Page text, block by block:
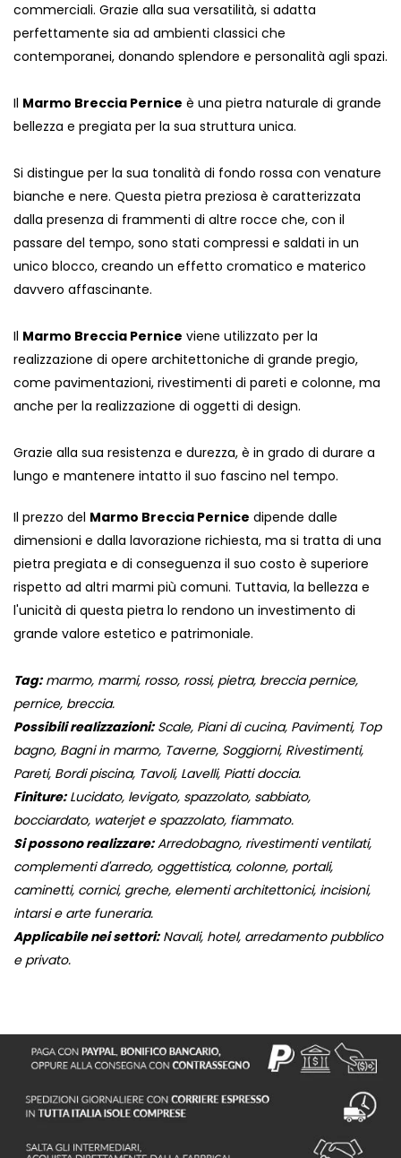
commerciali. Grazie alla sua versatilità, si adatta
perfettamente sia ad ambienti classici che
contemporanei, donando splendore e personalità agli spazi.
Il Marmo Breccia Pernice è una pietra naturale di grande
bellezza e pregiata per la sua struttura unica.
Si distingue per la sua tonalità di fondo rossa con venature
bianche e nere. Questa pietra preziosa è caratterizzata
dalla presenza di frammenti di altre rocce che, con il
passare del tempo, sono stati compressi e saldati in un
unico blocco, creando un effetto cromatico e materico
davvero affascinante.
Il Marmo Breccia Pernice viene utilizzato per la
realizzazione di opere architettoniche di grande pregio,
come pavimentazioni, rivestimenti di pareti e colonne, ma
anche per la realizzazione di oggetti di design.
Grazie alla sua resistenza e durezza, è in grado di durare a
lungo e mantenere intatto il suo fascino nel tempo.
Il prezzo del Marmo Breccia Pernice dipende dalle
dimensioni e dalla lavorazione richiesta, ma si tratta di una
pietra pregiata e di conseguenza il suo costo è superiore
rispetto ad altri marmi più comuni. Tuttavia, la bellezza e
l'unicità di questa pietra lo rendono un investimento di
grande valore estetico e patrimoniale.
Tag:marmo, marmi, rosso, rossi, pietra, breccia pernice,
pernice, breccia.
Possibili realizzazioni:Scale, Piani di cucina, Pavimenti, Top
bagno, Bagni in marmo, Taverne, Soggiorni, Rivestimenti,
Pareti, Bordi piscina, Tavoli, Lavelli, Piatti doccia.
Finiture:Lucidato, levigato, spazzolato, sabbiato,
bocciardato, waterjet e spazzolato, fiammato.
Si possono realizzare:Arredobagno, rivestimenti ventilati,
complementi d'arredo, oggettistica, colonne, portali,
caminetti, cornici, greche, elementi architettonici, incisioni,
intarsi e arte funeraria.
Applicabile nei settori:Navali, hotel, arredamento pubblico
e privato.